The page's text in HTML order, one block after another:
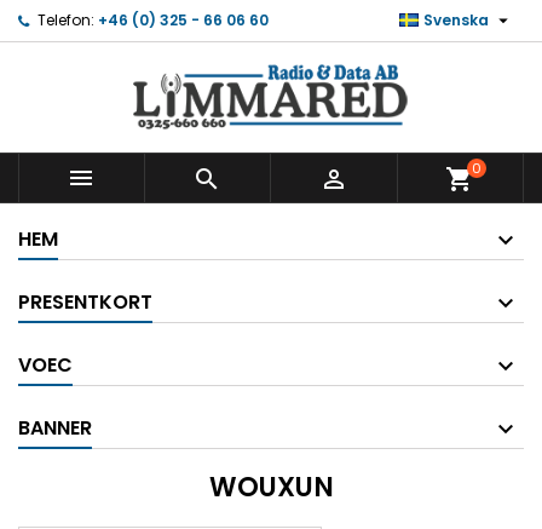
Telefon: +46 (0) 325 - 66 06 60 Svenska 
   shopping_cart0
HEM
PRESENTKORT
VOEC
BANNER
WOUXUN